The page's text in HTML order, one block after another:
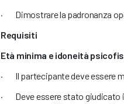
· Dimostrare la padronanza
Requisiti
Età minima e idoneità
· Il partecipante deve essere
· Deve essere stato giudicato